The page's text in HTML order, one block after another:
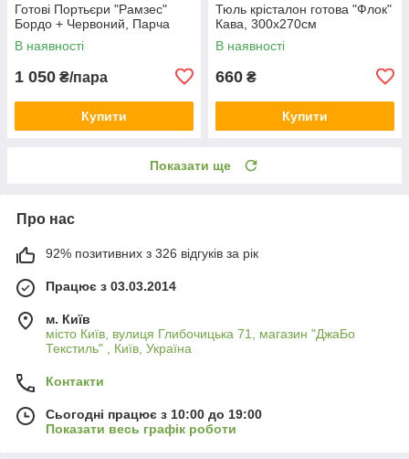
Готові Портьєри "Рамзес"
Бордо + Червоний, Парча
В наявності
1 050 ₴/пара
Купити
Тюль крісталон готова "Флок"
Кава, 300х270см
В наявності
660 ₴
Купити
Показати ще
Про нас
92% позитивних з 326 відгуків за рік
Працює з 03.03.2014
м. Київ
місто Київ, вулиця Глибочицька 71, магазин "ДжаБо
Текстиль" , Київ, Україна
Контакти
Сьогодні працює з 10:00 до 19:00
Показати весь графік роботи